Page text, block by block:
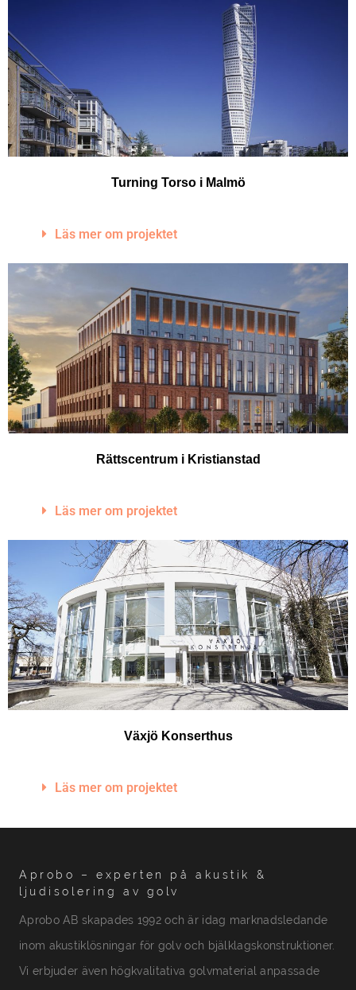
Turning Torso i Malmö
Läs mer om projektet
Rättscentrum i Kristianstad
Läs mer om projektet
Växjö Konserthus
Läs mer om projektet
Aprobo – experten på akustik &
ljudisolering av golv
Aprobo AB skapades 1992 och är idag marknadsledande
inom akustiklösningar för golv och bjälklagskonstruktioner.
Vi erbjuder även högkvalitativa golvmaterial anpassade